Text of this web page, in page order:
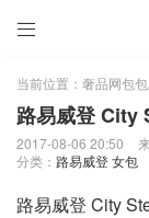

当前位置： 奢品网包
路易威登 City
2017-08-06 20:50
分类： 路易威登 女包
路易威登 City